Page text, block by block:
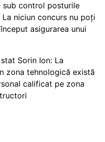
sub control posturile
niciun concurs nu poți
asigurarea unui
Sorin Ion: La
zona tehnologică există
calificat pe zona